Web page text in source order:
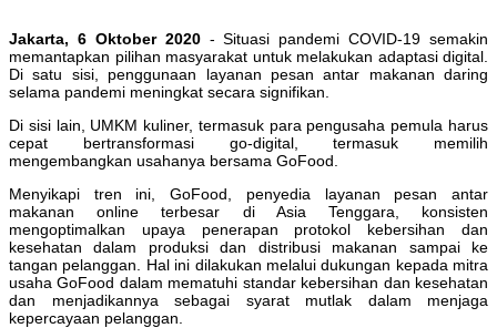
Jakarta, 6 Oktober 2020- Situasi pandemi COVID-19 semakin
memantapkan pilihan masyarakat untuk melakukan adaptasi digital.
Di satu sisi, penggunaan layanan pesan antar makanan daring
selama pandemi meningkat secara signifikan.
Di sisi lain, UMKM kuliner, termasuk para pengusaha pemula harus
cepat bertransformasi go-digital, termasuk memilih
mengembangkan usahanya bersama GoFood.
Menyikapi tren ini, GoFood, penyedia layanan pesan antar
makanan online terbesar di Asia Tenggara, konsisten
mengoptimalkan upaya penerapan protokol kebersihan dan
kesehatan dalam produksi dan distribusi makanan sampai ke
tangan pelanggan. Hal ini dilakukan melalui dukungan kepada mitra
usaha GoFood dalam mematuhi standar kebersihan dan kesehatan
dan menjadikannya sebagai syarat mutlak dalam menjaga
kepercayaan pelanggan.